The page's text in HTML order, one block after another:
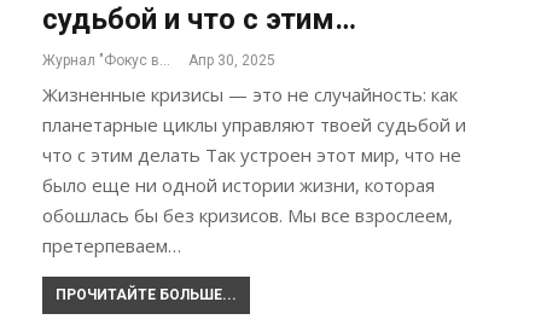
судьбой и что с этим…
Журнал "Фокус внимания" Апр 30, 2025
Жизненные кризисы — это не случайность: как
планетарные циклы управляют твоей судьбой и
что с этим делать Так устроен этот мир, что не
было еще ни одной истории жизни, которая
обошлась бы без кризисов. Мы все взрослеем,
претерпеваем…
ПРОЧИТАЙТЕ БОЛЬШЕ...